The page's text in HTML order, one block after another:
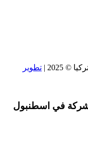
2025 |
تطوير
في اسطنبول